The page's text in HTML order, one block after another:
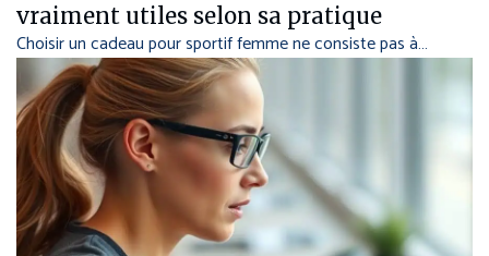
vraiment utiles selon sa pratique
Choisir un cadeau pour sportif femme ne consiste pas à…